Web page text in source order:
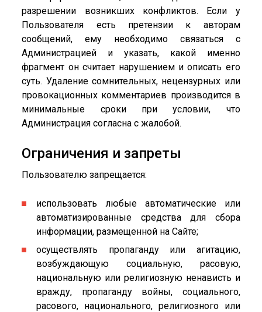
разрешении возникших конфликтов. Если у
Пользователя есть претензии к авторам
сообщений, ему необходимо связаться с
Администрацией и указать, какой именно
фрагмент он считает нарушением и описать его
суть. Удаление сомнительных, нецензурных или
провокационных комментариев производится в
минимальные сроки при условии, что
Администрация согласна с жалобой.
Ограничения и запреты
Пользователю запрещается:
использовать любые автоматические или
автоматизированные средства для сбора
информации, размещенной на Сайте;
осуществлять пропаганду или агитацию,
возбуждающую социальную, расовую,
национальную или религиозную ненависть и
вражду, пропаганду войны, социального,
расового, национального, религиозного или